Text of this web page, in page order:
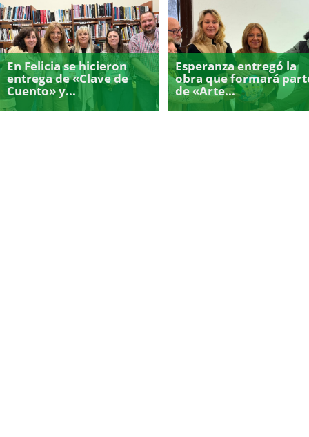
En Felicia se hicieron
entrega de «Clave de
Cuento» y...
Esperanza entregó la
obra que formará
de «Arte...